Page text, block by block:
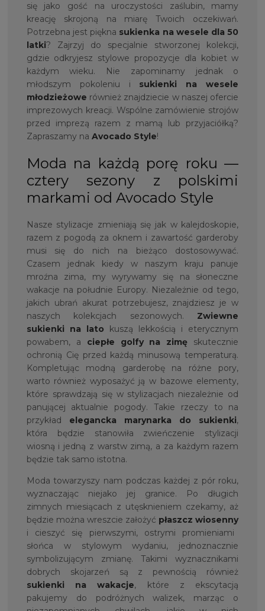
się jako gość na uroczystości zaślubin, mamy
kreację skrojoną na miarę Twoich oczekiwań.
Potrzebna jest piękna sukienka na wesele dla 50
latki? Zajrzyj do specjalnie stworzonej kolekcji,
gdzie odkryjesz stylowe propozycje dla kobiet w
każdym wieku. Nie zapominamy jednak o
młodszym pokoleniu i sukienki na wesele
młodzieżowe również znajdziecie w naszej ofercie
imprezowych kreacji. Wspólne zamówienie strojów
przed imprezą razem z mamą lub przyjaciółką?
Zapraszamy na Avocado Style!
Moda na każdą porę roku —
cztery sezony z polskimi
markami od Avocado Style
Nasze stylizacje zmieniają się jak w kalejdoskopie,
razem z pogodą za oknem i zawartość garderoby
musi się do nich na bieżąco dostosowywać.
Czasem jednak kiedy w naszym kraju panuje
mroźna zima, my wyrywamy się na słoneczne
wakacje na południe Europy. Niezależnie od tego,
jakich ubrań akurat potrzebujesz, znajdziesz je w
naszych kolekcjach sezonowych. Zwiewne
sukienki na lato kuszą lekkością i eterycznym
powabem, a ciepłe golfyna zimę skutecznie
ochronią Cię przed każdą minusową temperaturą.
Kompletując modną garderobę na różne pory,
warto również wyposażyć ją w bazowe elementy,
które sprawdzają się w stylizacjach niezależnie od
panującej aktualnie pogody. Takie rzeczy to na
przykład
elegancka marynarka do sukienki,
która będzie stanowiła zwieńczenie stylizacji
wiosną i jedną z warstw zimą, a za każdym razem
będzie tak samo istotna.
Moda towarzyszy nam podczas każdej z pór roku,
wyznaczając niejako jej granice. Po długich
zimnych miesiącach z utęsknieniem czekamy, aż
będzie można wreszcie założyć płaszcz wiosenny
i cieszyć się pierwszymi, ostrymi promieniami
słońca w stylowym wydaniu, jednoznacznie
symbolizującym zmianę. Takimi wyznacznikami
dobrych skojarzeń są z pewnością również
sukienki na wakacje, które z ekscytacją
pakujemy do podróżnych walizek, marząc o